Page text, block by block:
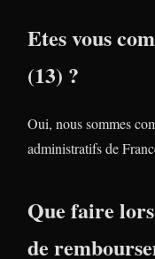
Etes vous
(13) ?
Oui, nous sommes
administratifs de
Que faire
de